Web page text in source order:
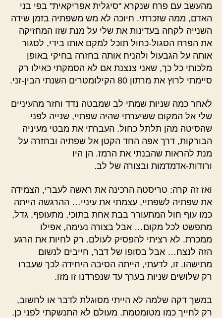
מהעשב עם פרח שנקרא "סיגלית אפריקאית" בפי בני
האדם, ממה שזכרתי. חיוכה לא מש משפתיה בזמן שידה
השנייה לקחה בעדינות את שלי על מנת שזו המחזיקה
את הפרח הסגול-כחול תוכל למקם אותו בידי, לסגור
אותה על הגבעול ולהניח אותה בחזרה בחיקי באופן
מלכותי כל כך, שאני צנצנת אם לא הסמקתי כאילו רק
סיימתי לרוץ את מרתון 80 הקילומטרים השנתי הבין-זני.
לאחר כמה שניות שמתי לב שמבטה נדד וחזר מהעיניים
שלי אל המקום ששיערתי שהיה שפתיי, שנייה לפני
שהסיטה מהן תלתל כחול. העברתי את מבטי מעיניה
הבורקות, דרך אפה החד הקטן אל שפתיה ובחזרה על
מנת להראות שהבנתי את הרמז. הן היו
ורודות-אדמדמות ובצורה של לב.
ואז זה קרה: טריסטה הרכינה את ראשה לעברי, הצמידה
את שפתיה לשפתיי, עצמתי את עיניי… ההרגשה הייתה
כמו עוף חול המתעורר בבת אחת בתוכי, מתעופף, גדל,
מתפשט לכל מקום… אבל בצורה נעימה, אפילו
ממכרת. לא רציתי להפסיק לעולם. רק לחיות את הרגע
הזה לנצח… אבל בסופו של דבר, חייבים לנשום
מתישהו. זו, לדעתי, הייתה הסיבה היחידה לכך שעברו
רק שלושים שניות בערך עד שנפרדנו זו מזו.
במשך דקה שלמה לא הייתי מסוגלת לדבר או לחשוב,
רק לחייך כמו מטומטמת. מעולם לא התנשקתי לפני כן.